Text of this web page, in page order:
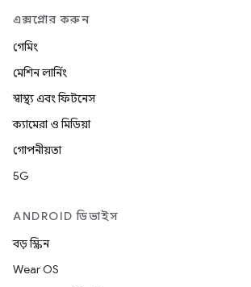
এক্সপ্লোর করুন
গেমিং
মেশিন লার্নিং
স্বাস্থ্য এবং ফিটনেস
ক্যামেরা ও মিডিয়া
গোপনীয়তা
5G
ANDROID ডিভাইস
বড় স্ক্রিন
Wear OS